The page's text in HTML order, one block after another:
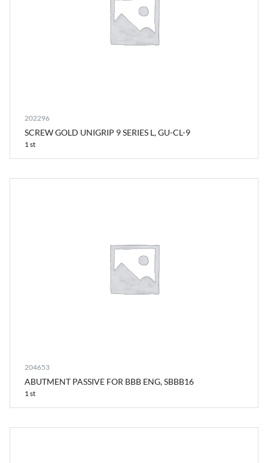
202296
SCREW GOLD UNIGRIP 9 SERIES L, GU-CL-9
1 st
204653
ABUTMENT PASSIVE FOR BBB ENG, SBBB16
1 st